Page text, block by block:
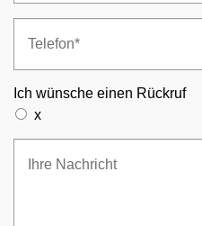
Ich wünsche einen Rückruf
x